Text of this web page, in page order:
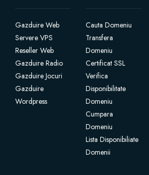
Licente WHMCS
Licente WHMSonic
Licente cPanel WHM / WHMSonic
Licente WHMXtra
Servere Dedicate
Gazduire Web
Servere VPS
Reseller Web
Gazduire Radio
Gazduire Jocuri
Gazduire
Wordpress
Cauta Domeniu
Transfera
Domeniu
Certificat SSL
Verifica
Disponibilitate
Domeniu
Cumpara
Domeniu
Lista Disponibiliate
Domenii